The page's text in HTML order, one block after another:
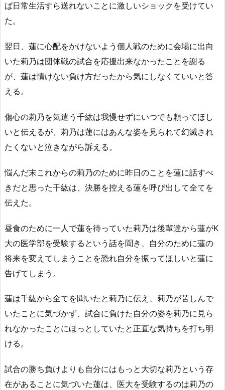
ば日常生活すら送れないことに激しいショックを受けてい
た。
翌日、蓮に心配をかけないよう個人戦のために会場に出向
いた莉乃は団体戦の試合を応援出来なかったことを謝る
が、蓮は情けない負け方だったから気にしなくていいと答
える。
傷心の莉乃を気遣う千紘は我慢せずにいつでも頼ってほし
いと伝えるが、莉乃は蓮にはあんな姿を見られて幻滅され
たくないと泣きながら訴える。
悩んだ末これからの莉乃のために昨日のことを蓮に話すべ
きだと思った千紘は、決勝を控える蓮を呼び出して全てを
伝えた。
昼食のために一人で蓮を待っていた莉乃は後輩達から蓮がK
大の医学部を受験するという話を聞き、自分のために蓮の
将来を変えてしまうことを恐れ自分を振ってほしいと蓮に
告げてしまう。
蓮は千紘から全てを聞いたと莉乃に伝え、莉乃が苦しんで
いたことに気づかず、試合に負けた自分の姿を莉乃に見ら
れなかったことにほっとしていたと正直な気持ちを打ち明
ける。
試合の勝ち負けよりも自分にはもっと大切な莉乃という存
在があることに気づいた蓮は、医大を受験するのは莉乃の